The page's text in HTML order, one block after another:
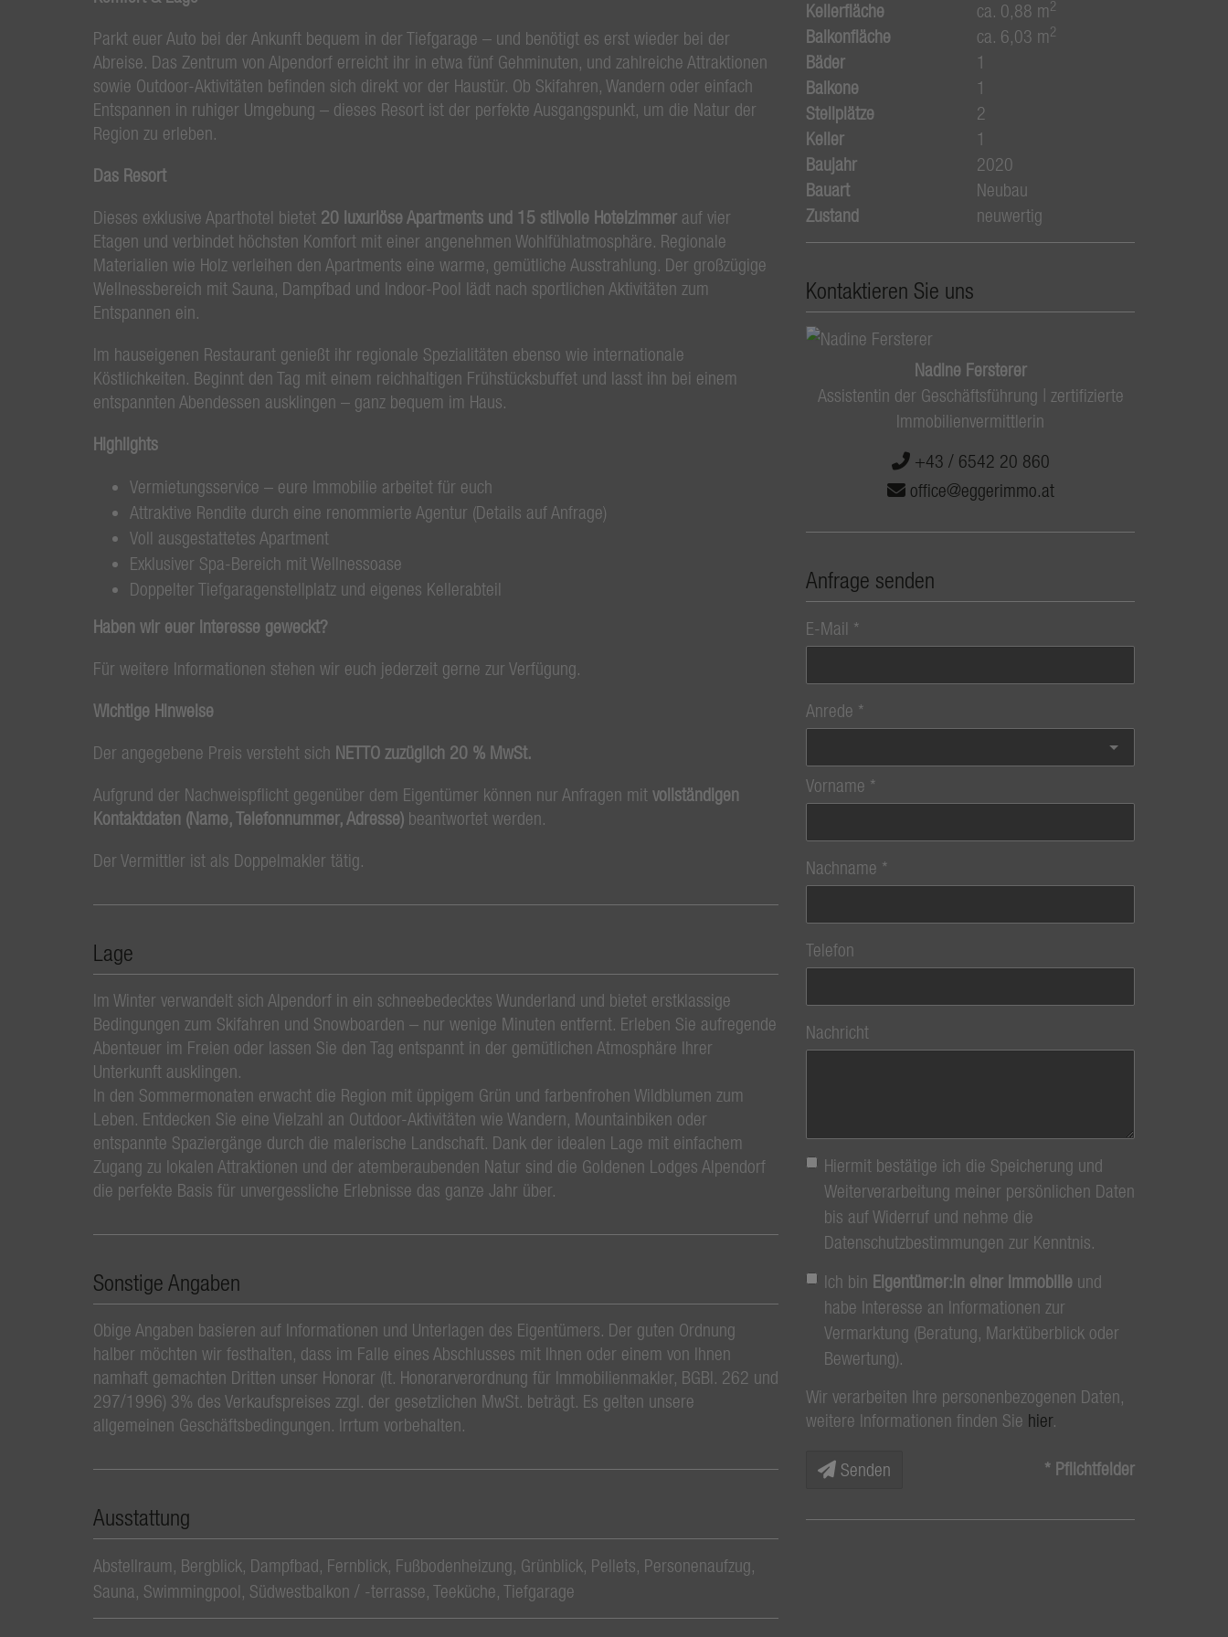
Parkt euer Auto bei der Ankunft bequem in der Tiefgarage – und benötigt es erst wieder bei der
Abreise. Das Zentrum von Alpendorf erreicht ihr in etwa fünf Gehminuten, und zahlreiche Attraktionen
sowie Outdoor-Aktivitäten befinden sich direkt vor der Haustür. Ob Skifahren, Wandern oder einfach
Entspannen in ruhiger Umgebung – dieses Resort ist der perfekte Ausgangspunkt, um die Natur der
Region zu erleben.
Das Resort
Dieses exklusive Aparthotel bietet 20 luxuriöse Apartments und 15 stilvolle Hotelzimmer auf vier
Etagen und verbindet höchsten Komfort mit einer angenehmen Wohlfühlatmosphäre. Regionale
Materialien wie Holz verleihen den Apartments eine warme, gemütliche Ausstrahlung. Der großzügige
Wellnessbereich mit Sauna, Dampfbad und Indoor-Pool lädt nach sportlichen Aktivitäten zum
Entspannen ein.
Im hauseigenen Restaurant genießt ihr regionale Spezialitäten ebenso wie internationale
Köstlichkeiten. Beginnt den Tag mit einem reichhaltigen Frühstücksbuffet und lasst ihn bei einem
entspannten Abendessen ausklingen – ganz bequem im Haus.
Highlights
Vermietungsservice – eure Immobilie arbeitet für euch
Attraktive Rendite durch eine renommierte Agentur (Details auf Anfrage)
Voll ausgestattetes Apartment
Exklusiver Spa-Bereich mit Wellnessoase
Doppelter Tiefgaragenstellplatz und eigenes Kellerabteil
Haben wir euer Interesse geweckt?
Für weitere Informationen stehen wir euch jederzeit gerne zur Verfügung.
Wichtige Hinweise
Der angegebene Preis versteht sich NETTO zuzüglich 20 % MwSt.
Aufgrund der Nachweispflicht gegenüber dem Eigentümer können nur Anfragen mit vollständigen
Kontaktdaten (Name, Telefonnummer, Adresse) beantwortet werden.
Der Vermittler ist als Doppelmakler tätig.
Lage
Im Winter verwandelt sich Alpendorf in ein schneebedecktes Wunderland und bietet erstklassige
Bedingungen zum Skifahren und Snowboarden – nur wenige Minuten entfernt. Erleben Sie aufregende
Abenteuer im Freien oder lassen Sie den Tag entspannt in der gemütlichen Atmosphäre Ihrer
Unterkunft ausklingen.
In den Sommermonaten erwacht die Region mit üppigem Grün und farbenfrohen Wildblumen zum
Leben. Entdecken Sie eine Vielzahl an Outdoor-Aktivitäten wie Wandern, Mountainbiken oder
entspannte Spaziergänge durch die malerische Landschaft. Dank der idealen Lage mit einfachem
Zugang zu lokalen Attraktionen und der atemberaubenden Natur sind die Goldenen Lodges Alpendorf
die perfekte Basis für unvergessliche Erlebnisse das ganze Jahr über.
Sonstige Angaben
Obige Angaben basieren auf Informationen und Unterlagen des Eigentümers. Der guten Ordnung
halber möchten wir festhalten, dass im Falle eines Abschlusses mit Ihnen oder einem von Ihnen
namhaft gemachten Dritten unser Honorar (lt. Honorarverordnung für Immobilienmakler, BGBl. 262 und
297/1996) 3% des Verkaufspreises zzgl. der gesetzlichen MwSt. beträgt. Es gelten unsere
allgemeinen Geschäftsbedingungen. Irrtum vorbehalten.
Ausstattung
Abstellraum Bergblick Dampfbad Fernblick Fußbodenheizung Grünblick Pellets Personenaufzug
Sauna Swimmingpool Südwestbalkon / -terrasse Teeküche Tiefgarage
Kellerfläche ca. 0,88 m2
Balkonfläche ca. 6,03 m2
Bäder
1
Balkone
1
Stellplätze
2
Keller
1
Baujahr
2020
Bauart
Neubau
Zustand
neuwertig
Kontaktieren Sie uns
Nadine Fersterer
Assistentin der Geschäftsführung | zertifizierte
Immobilienvermittlerin
+43 / 6542 20 860
office@eggerimmo.at
Anfrage senden
E-Mail
Anrede
Vorname
Nachname
Telefon
Nachricht
Hiermit bestätige ich die Speicherung und
Weiterverarbeitung meiner persönlichen Daten
bis auf Widerruf und nehme die
Datenschutzbestimmungen zur Kenntnis.
Ich bin Eigentümer:in einer Immobilie und
habe Interesse an Informationen zur
Vermarktung (Beratung, Marktüberblick oder
Bewertung).
Wir verarbeiten Ihre personenbezogenen Daten,
weitere Informationen finden Sie hier.
Senden * Pflichtfelder